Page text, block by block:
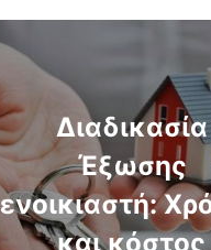
Διαδικασία
Έξωσης
ενοικιαστή:
και κόστος